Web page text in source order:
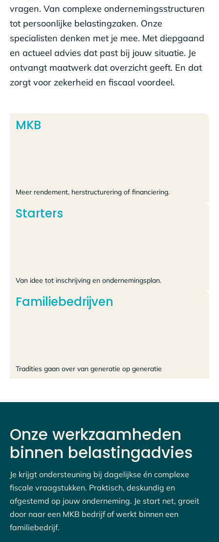
vragen. Van complexe ondernemingsstructuren
tot persoonlijke belastingzaken. Onze
specialisten denken met je mee. Met diepgaand
en actueel advies dat past bij jouw situatie. Je
ontvangt maatwerk dat overzicht geeft. En dat
zorgt voor zekerheid en fiscaal voordeel.
MKB
Meer rendement, herstructurering of financiering.
Starters
Van idee tot inschrijving en ondernemingsplan.
Familiebedrijven
Tradities gaan over van generatie op generatie
Onze werkzaamheden
binnen belastingadvies
Je krijgt ondersteuning bij dagelijkse én complexe
fiscale vraagstukken. Praktisch, deskundig en
afgestemd op jouw onderneming. Je start net, groeit
door naar een MKB bedrijf of werkt binnen een
familiebedrijf.